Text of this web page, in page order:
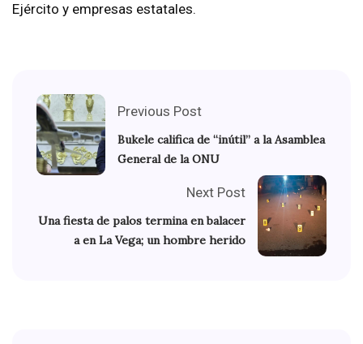
Ejército y empresas estatales.
Previous Post
Bukele califica de “inútil” a la Asamblea
General de la ONU
Next Post
Una fiesta de palos termina en balacer
a en La Vega; un hombre herido